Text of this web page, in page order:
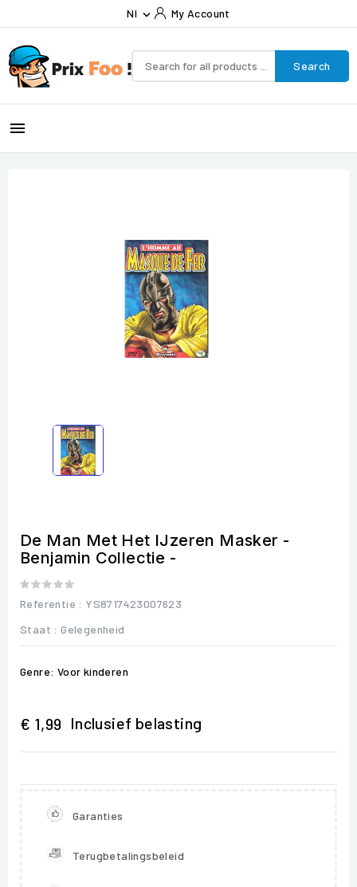
Nl  My Account
Search

De Man Met Het IJzeren Masker -
Benjamin Collectie -
Referentie : YS8717423007623
Staat : Gelegenheid
Genre: Voor kinderen
€ 1,99 Inclusief belasting
Garanties
Terugbetalingsbeleid